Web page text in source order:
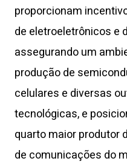
proporcionam
de eletroeletrônicos e
assegurando um
produção de
celulares e diversas
tecnológicas, e
quarto maior produtor
de comunicações do